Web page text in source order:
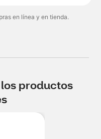
en línea y en tienda.
productos